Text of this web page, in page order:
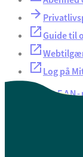
Guide til
Log på
Akut hjælp